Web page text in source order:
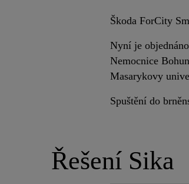
Škoda ForCity
Nyní je
Nemocnice
Masarykovy
Spuštění do
Řešení Sika